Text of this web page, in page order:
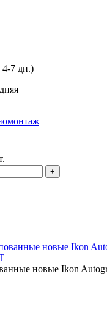
4-7 дн.)
+
новые Ikon